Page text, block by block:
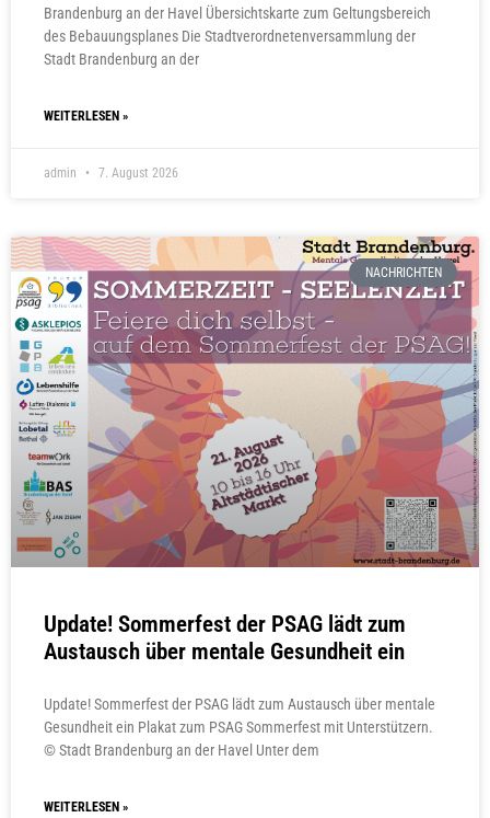
Brandenburg an der Havel Übersichtskarte zum Geltungsbereich
des Bebauungsplanes Die Stadtverordnetenversammlung der
Stadt Brandenburg an der
WEITERLESEN »
admin 7. August 2026
NACHRICHTEN
Update! Sommerfest der PSAG lädt zum
Austausch über mentale Gesundheit ein
Update! Sommerfest der PSAG lädt zum Austausch über mentale
Gesundheit ein Plakat zum PSAG Sommerfest mit Unterstützern.
© Stadt Brandenburg an der Havel Unter dem
WEITERLESEN »